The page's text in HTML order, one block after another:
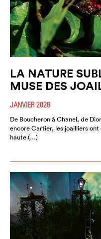
LA NATURE
MUSE DES
JANVIER 2026
De Boucheron à Chanel, de
encore Cartier, les joailliers
haute (…)